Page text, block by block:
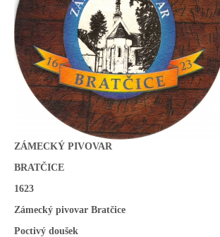
ZÁMECKÝ PIVOVAR
BRATČICE
1623
Zámecký pivovar Bratčice
Poctivý doušek